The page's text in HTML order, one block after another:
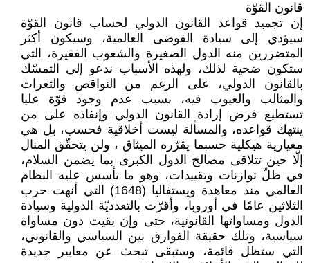
قانون القوّة
إن تجميد قواعد القانون الدولي لحساب قانون القوّة
سيؤدي إلى سيادة الفوضى العالمية، وسيكون أكثر
المتضررين منه الدول الصغيرة والشعوب الفقيرة، التي
ستكون ضحية لذلك، ولهذه الأسباب ندعو إلى التمسّك
بالقانون الدولي، على الرغم من النواقص والثغرات
والمثالب والعيوب فيه، بسبب عدم وجود قوّة عليا
تستطيع فرض إرادة القانون الدولي وإنفاذه على من
ينتهك قواعده، والمسألة ليست أخلاقية فحسب، بل هي
معيارية هيكلية حسبما يقرّره الميثاق ، ولن يتحقّق المنال
إلّا حين تتلاقى مصالح الدول الكبرى بما يضمن السلام،
في ظلّ توازنات وتقييدات، وهو ما تأسس عليه النظام
العالمي منذ معاهدة ويستفاليا (1648) التي أنهت حرب
الثلاثين عامًا في أوروبا، وأقرّت بالتعدديّة الدولية وسيادة
الدول ومساواتها القانونية، حتى وإن بقيت دون مساواة
سياسية، وتلك حقيقة الفوارق بين السياسي والقانوني،
التي ستظل قائمة، وستبقى تبحث عن معايير جديدة